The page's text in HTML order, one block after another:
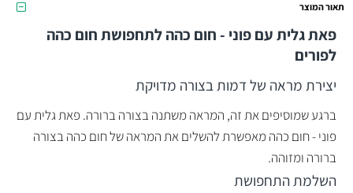
תאור המוצר
פאת גלית עם פוני - חום כהה לתחפושת חום כהה
לפורים
יצירת מראה של דמות בצורה מדויקת
ברגע שמוסיפים את זה, המראה משתנה בצורה ברורה. פאת גלית עם
פוני - חום כהה מאפשרת להשלים את המראה של חום כהה בצורה
ברורה ומזוהה.
השלמת התחפושת